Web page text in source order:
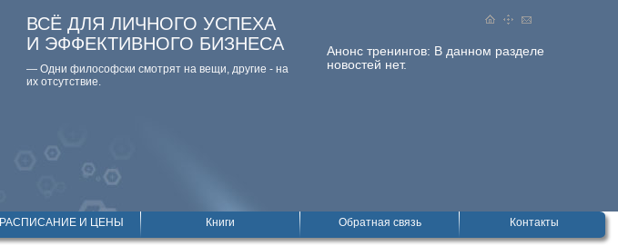
Анонс тренингов: В данном разделе
новостей нет.
ВСЁ ДЛЯ ЛИЧНОГО УСПЕХА
И ЭФФЕКТИВНОГО БИЗНЕСА
— Одни философски смотpят на вещи, дpугие - на
их отсутствие.
РАСПИСАНИЕ И ЦЕНЫ Книги Обратная связь Контакты